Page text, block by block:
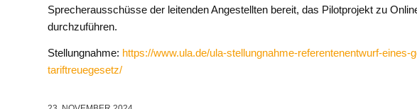
Sprecherausschüsse der leitenden Angestellten bereit, das Pilotprojekt zu
durchzuführen.
Stellungnahme: https://www.ula.de/ula-stellungnahme-referentenentwurf-
tariftreuegesetz/